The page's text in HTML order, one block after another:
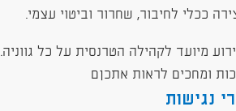
ככלי לחיבור, שחרור וביטוי עצמי.
מיועד לקהילה הטרנסית על כל גווניה.
ומחכים לראות אתכןם
נגישות